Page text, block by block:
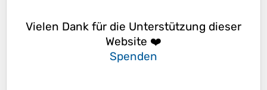
Vielen Dank für die Unterstützung dieser
Website ❤️
Spenden